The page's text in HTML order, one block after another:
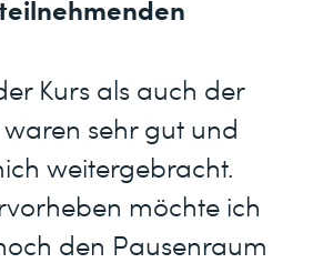
Kurs als auch der
waren sehr gut und
weitergebracht.
möchte ich
den Pausenraum